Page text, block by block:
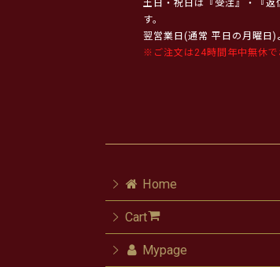
土日・祝日は『受注』・『
す。
翌営業日(通常 平日の月曜日)
※ご注文は24時間年中無休で
Home
Cart
Mypage